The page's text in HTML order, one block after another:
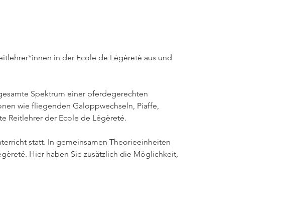
in der Ecole de Légèreté aus und
Spektrum einer pferdegerechten
wie fliegenden Galoppwechseln, Piaffe,
Reitlehrer der Ecole de Légèreté.
statt. In gemeinsamen Theorieeinheiten
Hier haben Sie zusätzlich die Möglichkeit,